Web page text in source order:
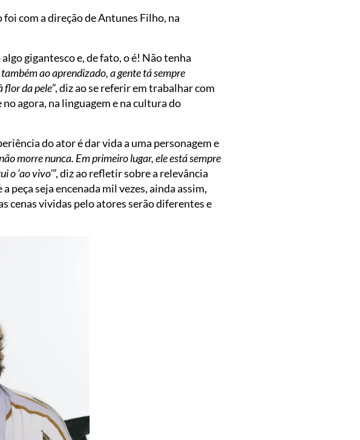
com a direção de Antunes Filho, na
gigantesco e, de fato, o é! Não tenha
ao aprendizado, a gente tá sempre
flor da pele”, diz ao se referir em trabalhar com
no agora, na linguagem e na cultura do
do ator é dar vida a uma personagem e
morre nunca. Em primeiro lugar, ele está sempre
o ‘ao vivo’”, diz ao refletir sobre a relevância
peça seja encenada mil vezes, ainda assim,
cenas vividas pelo atores serão diferentes e